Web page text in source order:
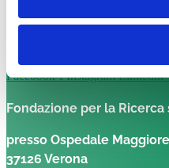
Facebook-f Instagram Linkedin
Fondazione per la
presso Ospedale
37126 Verona